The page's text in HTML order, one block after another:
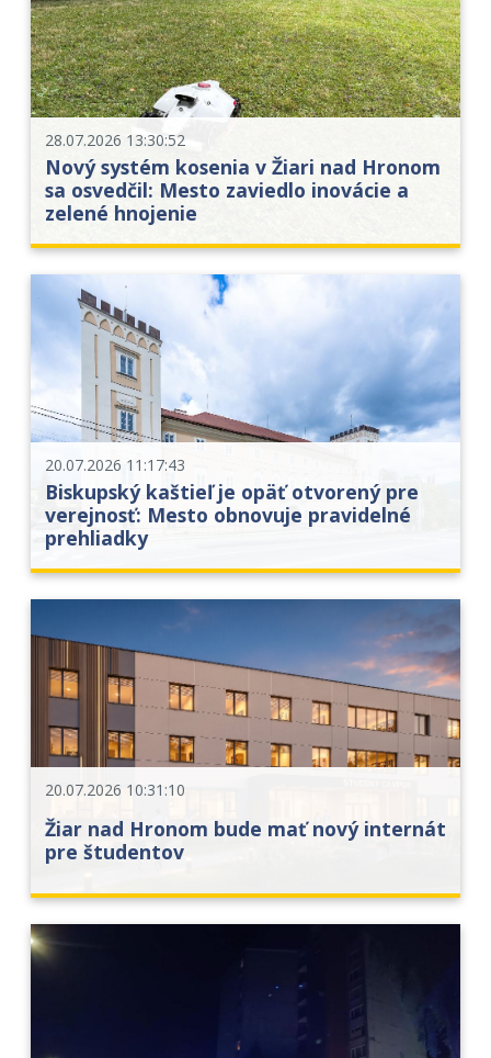
28.07.2026 13:30:52
Nový systém kosenia v Žiari nad Hronom
sa osvedčil: Mesto zaviedlo inovácie a
zelené hnojenie
20.07.2026 11:17:43
Biskupský kaštieľ je opäť otvorený pre
verejnosť: Mesto obnovuje pravidelné
prehliadky
20.07.2026 10:31:10
Žiar nad Hronom bude mať nový internát
pre študentov